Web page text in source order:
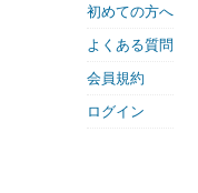
初めての方へ
よくある質問
会員規約
ログイン